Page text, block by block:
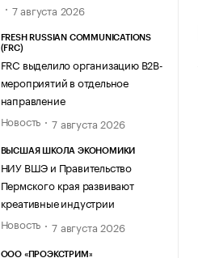
7 августа 2026
FRESH RUSSIAN COMMUNICATIONS
(FRC)
FRC выделило организацию B2B-
мероприятий в отдельное
направление
Новость
7 августа 2026
ВЫСШАЯ ШКОЛА ЭКОНОМИКИ
НИУ ВШЭ и Правительство
Пермского края развивают
креативные индустрии
Новость
7 августа 2026
ООО «ПРОЭКСТРИМ»